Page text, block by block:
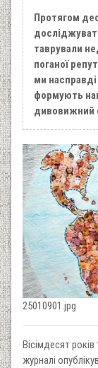
Протягом
таврували
поганої
ми
формують
дивовижний
25010901.jpg
Вісімдесят
журналі